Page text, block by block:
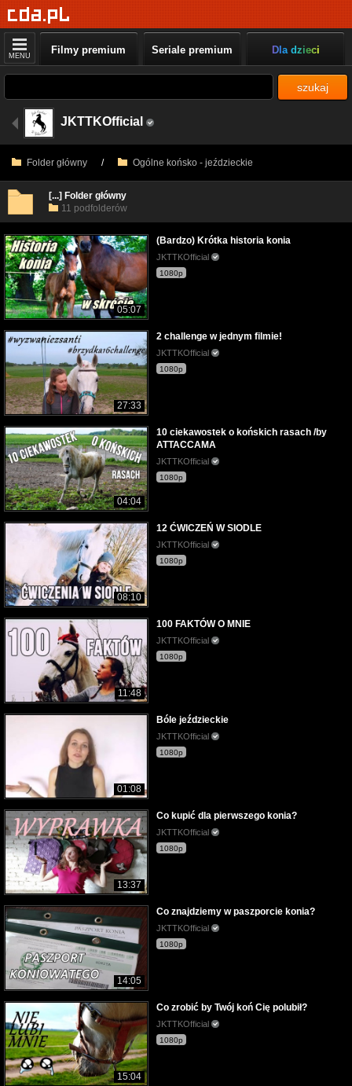
MENU Filmy premium Seriale premium Dla dzieci
szukaj
JKTTKOfficial
Folder główny / Ogólne końsko - jeździeckie
[...] Folder główny
11 podfolderów
05:07
(Bardzo) Krótka historia konia
JKTTKOfficial
1080p
27:33
2 challenge w jednym filmie!
JKTTKOfficial
1080p
04:04
10 ciekawostek o końskich rasach /by
ATTACCAMA
JKTTKOfficial
1080p
08:10
12 ĆWICZEŃ W SIODLE
JKTTKOfficial
1080p
11:48
100 FAKTÓW O MNIE
JKTTKOfficial
1080p
01:08
Bóle jeździeckie
JKTTKOfficial
1080p
13:37
Co kupić dla pierwszego konia?
JKTTKOfficial
1080p
14:05
Co znajdziemy w paszporcie konia?
JKTTKOfficial
1080p
15:04
Co zrobić by Twój koń Cię polubił?
JKTTKOfficial
1080p